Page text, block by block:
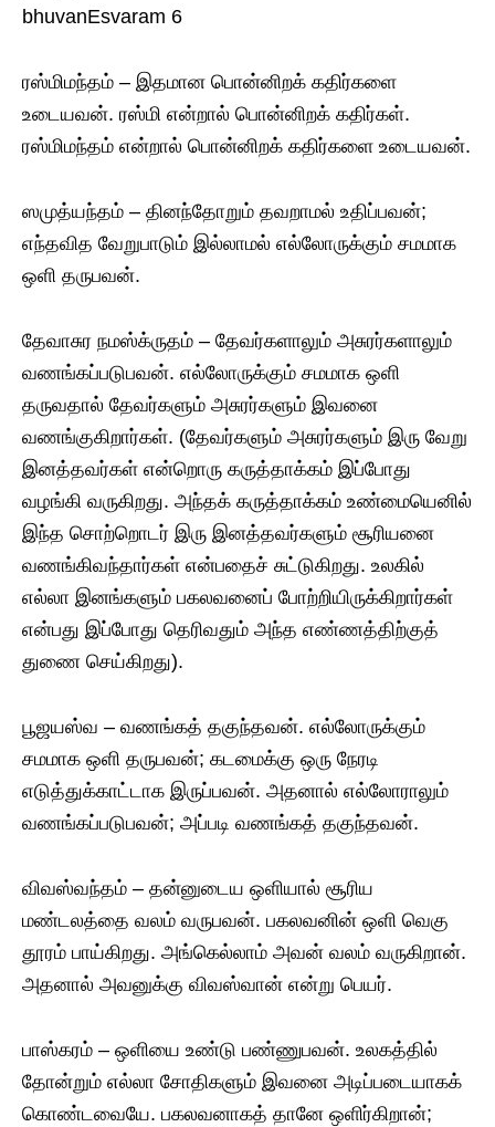
bhuvanEsvaram 6
ரஸ்மிமந்தம் – இதமான பொன்னிறக் கதிர்களை
உடையவன். ரஸ்மி என்றால் பொன்னிறக் கதிர்கள்.
ரஸ்மிமந்தம் என்றால் பொன்னிறக் கதிர்களை உடையவன்.
ஸமுத்யந்தம் – தினந்தோறும் தவறாமல் உதிப்பவன்;
எந்தவித வேறுபாடும் இல்லாமல் எல்லோருக்கும் சமமாக
ஒளி தருபவன்.
தேவாசுர நமஸ்க்ருதம் – தேவர்களாலும் அசுரர்களாலும்
வணங்கப்படுபவன். எல்லோருக்கும் சமமாக ஒளி
தருவதால் தேவர்களும் அசுரர்களும் இவனை
வணங்குகிறார்கள். (தேவர்களும் அசுரர்களும் இரு வேறு
இனத்தவர்கள் என்றொரு கருத்தாக்கம் இப்போது
வழங்கி வருகிறது. அந்தக் கருத்தாக்கம் உண்மையெனில்
இந்த சொற்றொடர் இரு இனத்தவர்களும் சூரியனை
வணங்கிவந்தார்கள் என்பதைச் சுட்டுகிறது. உலகில்
எல்லா இனங்களும் பகலவனைப் போற்றியிருக்கிறார்கள்
என்பது இப்போது தெரிவதும் அந்த எண்ணத்திற்குத்
துணை செய்கிறது).
பூஜயஸ்வ – வணங்கத் தகுந்தவன். எல்லோருக்கும்
சமமாக ஒளி தருபவன்; கடமைக்கு ஒரு நேரடி
எடுத்துக்காட்டாக இருப்பவன். அதனால் எல்லோராலும்
வணங்கப்படுபவன்; அப்படி வணங்கத் தகுந்தவன்.
விவஸ்வந்தம் – தன்னுடைய ஒளியால் சூரிய
மண்டலத்தை வலம் வருபவன். பகலவனின் ஒளி வெகு
தூரம் பாய்கிறது. அங்கெல்லாம் அவன் வலம் வருகிறான்.
அதனால் அவனுக்கு விவஸ்வான் என்று பெயர்.
பாஸ்கரம் – ஒளியை உண்டு பண்ணுபவன். உலகத்தில்
தோன்றும் எல்லா சோதிகளும் இவனை அடிப்படையாகக்
கொண்டவையே. பகலவனாகத் தானே ஒளிர்கிறான்;